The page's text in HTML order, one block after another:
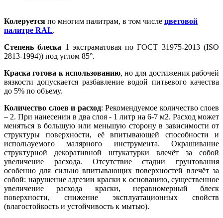
Колеруется по многим палитрам, в том числе цветовой
палитре RAL.
Степень блеска 1 экстраматовая по ГОСТ 31975-2013 (ISO
2813-1994)) под углом 85°.
Краска готова к использованию, но для достижения рабочей
вязкости допускается разбавление водой питьевого качества
до 5% по объему.
Количество слоев и расход: Рекомендуемое количество слоев
– 2. При нанесении в два слоя - 1 литр на 6-7 м2. Расход может
меняться в большую или меньшую сторону в зависимости от
структуры поверхности, её впитывающей способности и
используемого малярного инструмента. Окрашивание
структурной декоративной штукатурки влечёт за собой
увеличение расхода. Отсутствие стадии грунтования
особенно для сильно впитывающих поверхностей влечёт за
собой: нарушение адгезии краски к основанию, существенное
увеличение расхода краски, неравномерный блеск
поверхности, снижение эксплуатационных свойств
(влагостойкость и устойчивость к мытью).